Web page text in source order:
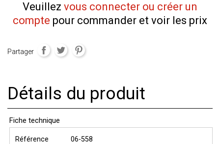
Veuillez vous connecter ou créer un
compte pour commander et voir les prix
Partager
Détails du produit
Fiche technique
Référence
06-558